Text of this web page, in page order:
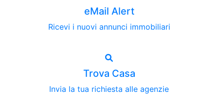
eMail Alert
Ricevi i nuovi annunci immobiliari
Trova Casa
Invia la tua richiesta alle agenzie